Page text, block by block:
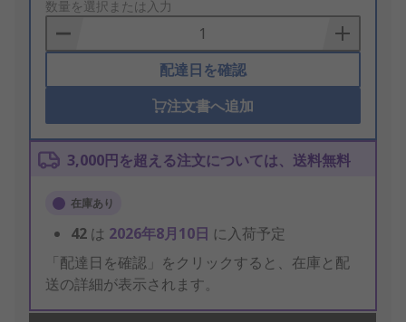
to
Basket
数量を選択または入力
配達日を確認
注文書へ追加
3,000円を超える注文については、送料無料
在庫あり
42 は 2026年8月10日 に入荷予定
「配達日を確認」をクリックすると、在庫と配
送の詳細が表示されます。